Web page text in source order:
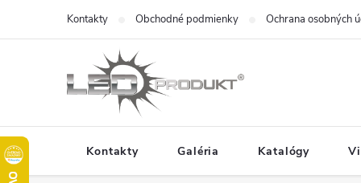
obsah
Kontakty Obchodné podmienky Ochrana osobných
Kontakty Galéria Katalógy